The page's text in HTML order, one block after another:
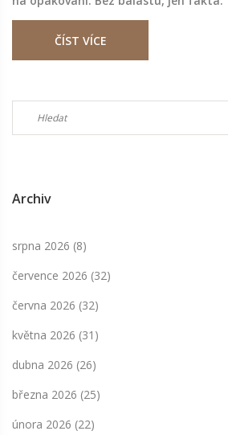
ČÍST VÍCE
Archiv
srpna 2026 (8)
července 2026 (32)
června 2026 (32)
května 2026 (31)
dubna 2026 (26)
března 2026 (25)
února 2026 (22)